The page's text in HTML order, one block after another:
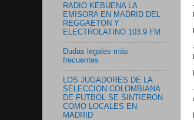
RADIO KEBUENA LA
EMISORA EN MADRID DEL
REGGAETON Y
ELECTROLATINO 103.9 FM
Dudas legales más
frecuentes
LOS JUGADORES DE LA
SELECCION COLOMBIANA
DE FUTBOL SE SINTIERON
COMO LOCALES EN
MADRID